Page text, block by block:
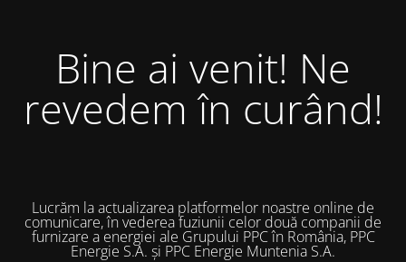
Bine ai venit! Ne
revedem în curând!
Lucrăm la actualizarea platformelor noastre online de
comunicare, în vederea fuziunii celor două companii de
furnizare a energiei ale Grupului PPC în România, PPC
Energie S.A. și PPC Energie Muntenia S.A.